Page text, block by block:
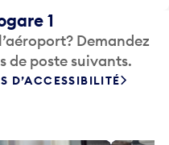
1
Demandez
de poste suivants.
D’ACCESSIBILITÉ